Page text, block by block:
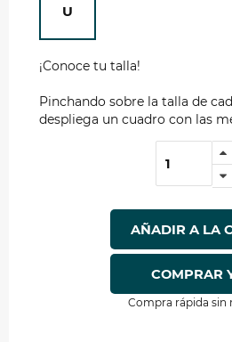
U
¡Conoce tu talla!
Pinchando sobre la talla de
despliega un cuadro con las
AÑADIR A LA
COMPRAR
Compra rápida sin